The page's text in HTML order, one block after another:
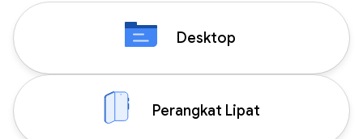
Desktop
Perangkat Lipat